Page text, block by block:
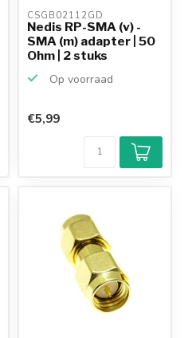
CSGB02112GD
Nedis RP-SMA (v) -
SMA (m) adapter | 50
Ohm | 2 stuks
Op voorraad
€5,99